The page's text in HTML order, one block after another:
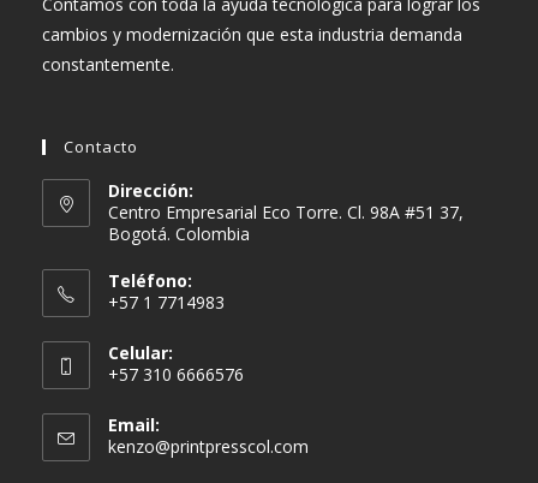
cambios y modernización que esta industria demanda
constantemente.
Contacto
Dirección:
Centro Empresarial Eco Torre. Cl. 98A #51 37,
Bogotá. Colombia
Teléfono:
+57 1 7714983
Celular:
+57 310 6666576
Email:
kenzo@printpresscol.com